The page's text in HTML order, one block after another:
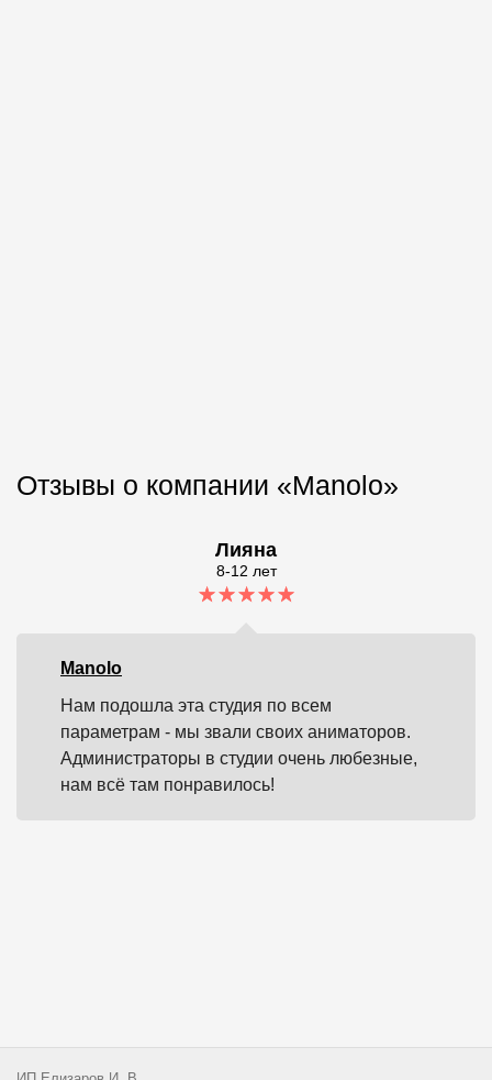
Отзывы о компании «Manolo»
Лияна
8-12 лет
Manolo
Нам подошла эта студия по всем
параметрам - мы звали своих аниматоров.
Администраторы в студии очень любезные,
нам всё там понравилось!